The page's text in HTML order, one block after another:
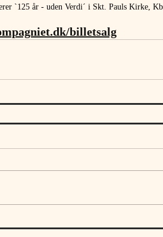
`125 år - uden Verdi´ i Skt. Pauls Kirke,
billetsalg